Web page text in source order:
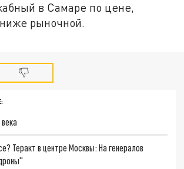
в Самаре по цене,
рыночной.
Теракт в центре Москвы: На генералов